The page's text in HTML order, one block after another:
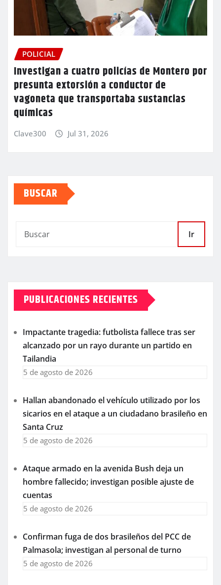
POLICIAL
Investigan a cuatro policías de Montero por
presunta extorsión a conductor de
vagoneta que transportaba sustancias
químicas
Clave300 Jul 31, 2026
BUSCAR
Ir
PUBLICACIONES RECIENTES
Impactante tragedia: futbolista fallece tras ser
alcanzado por un rayo durante un partido en
Tailandia
5 de agosto de 2026
Hallan abandonado el vehículo utilizado por los
sicarios en el ataque a un ciudadano brasileño en
Santa Cruz
5 de agosto de 2026
Ataque armado en la avenida Bush deja un
hombre fallecido; investigan posible ajuste de
cuentas
5 de agosto de 2026
Confirman fuga de dos brasileños del PCC de
Palmasola; investigan al personal de turno
5 de agosto de 2026